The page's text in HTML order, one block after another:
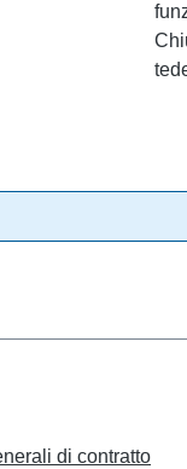
di contratto